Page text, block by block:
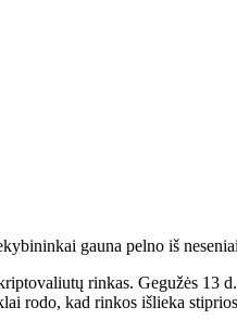
gauna pelno iš
rinkas. Gegužės
rodo, kad rinkos išlieka